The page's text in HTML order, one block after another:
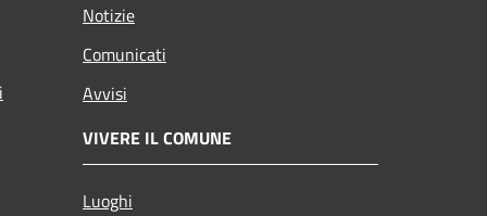
Notizie
Comunicati
Avvisi
VIVERE IL COMUNE
Luoghi